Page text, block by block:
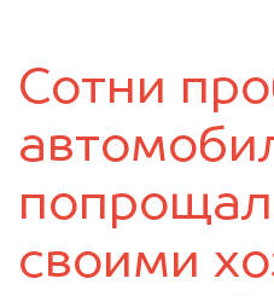
Лисий Нос
Мурино
Новая Ладога
Павловск
Петергоф
Сотни
своими